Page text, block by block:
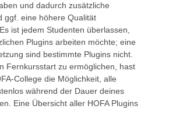
und dadurch zusätzliche
ggf. eine höhere Qualität
ist jedem Studenten überlassen,
Plugins arbeiten möchte; eine
sind bestimmte Plugins nicht.
Fernkursstart zu ermöglichen, hast
College die Möglichkeit, alle
während der Dauer deines
Eine Übersicht aller HOFA Plugins